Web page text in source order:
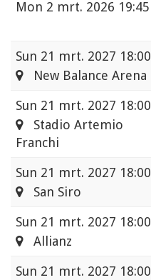
Mon 2 mrt. 2026 19:45
Sun 21 mrt. 2027 18:00
New Balance Arena
Sun 21 mrt. 2027 18:00
Stadio Artemio
Franchi
Sun 21 mrt. 2027 18:00
San Siro
Sun 21 mrt. 2027 18:00
Allianz
Sun 21 mrt. 2027 18:00